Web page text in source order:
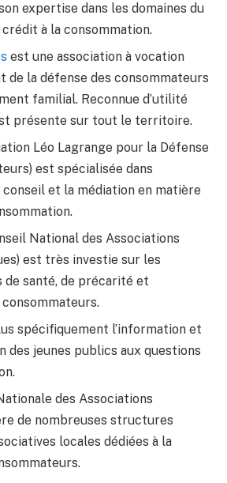
expertise dans les domaines du
à la consommation.
est une association à vocation
de la défense des consommateurs
familial. Reconnue d’utilité
présente sur tout le territoire.
Léo Lagrange pour la Défense
est spécialisée dans
conseil et la médiation en matière
National des Associations
est très investie sur les
de santé, de précarité et
consommateurs.
spécifiquement l’information et
des jeunes publics aux questions
des Associations
de nombreuses structures
locales dédiées à la